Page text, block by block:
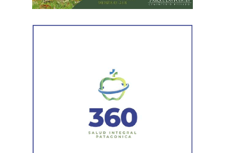
Las gestiones ante el BID comprenden un crédito de
85 millones de dólares destinado a ampliar la
producción, incorporar nuevas áreas bajo riego
efectos del cambio climático;y otro de 60 millones de
dólares para equipamiento y modernización de los